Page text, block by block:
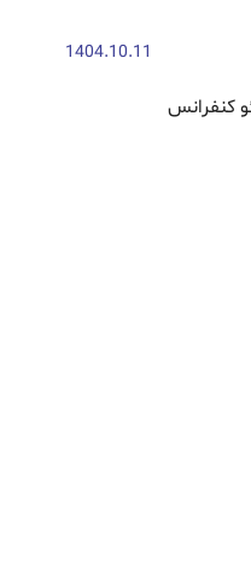
1404.10.11